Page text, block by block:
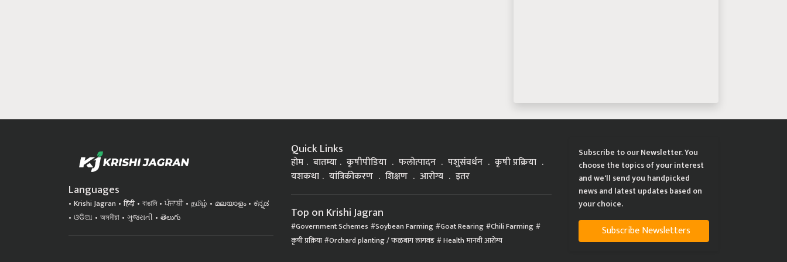
Languages
Krishi Jagran हिंदी বাঙালি ਪੰਜਾਬੀ தமிழ் മലയാളം
ಕನ್ನಡ
ଓଡିଆ
অসমীয়া ગુજરાતી తెలుగు
Quick Links
होम बातम्या कृषीपीडिया फलोत्पादन पशुसंवर्धन
कृषी प्रक्रिया
यशकथा
यांत्रिकीकरण शिक्षण आरोग्य इतर
Top on Krishi Jagran
Government Schemes Soybean Farming Goat Rearing Chili Farming
कृषी प्रक्रिया Orchard planting / फळबाग लागवड Health मानवी आरोग्य
Subscribe to our Newsletter. You
choose the topics of your interest
and we'll send you handpicked
news and latest updates based on
your choice.
Subscribe Newsletters